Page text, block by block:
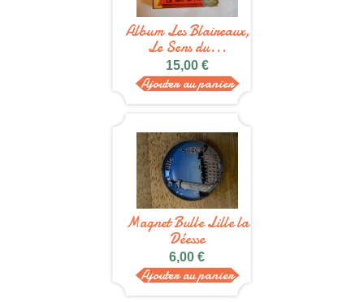
Album Les Blaireaux,
Le Sens du...
15,00 €
Ajouter au panier
Magnet Bulle Lille la
Déesse
6,00 €
Ajouter au panier